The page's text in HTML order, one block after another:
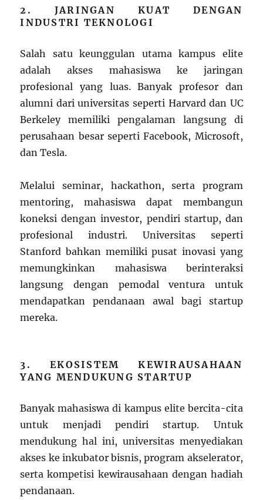
2. JARINGAN KUAT DENGAN
INDUSTRI TEKNOLOGI
Salah satu keunggulan utama kampus elite
adalah akses mahasiswa ke jaringan
profesional yang luas. Banyak profesor dan
alumni dari universitas seperti Harvard dan UC
Berkeley memiliki pengalaman langsung di
perusahaan besar seperti Facebook, Microsoft,
dan Tesla.
Melalui seminar, hackathon, serta program
mentoring, mahasiswa dapat membangun
koneksi dengan investor, pendiri startup, dan
profesional industri. Universitas seperti
Stanford bahkan memiliki pusat inovasi yang
memungkinkan mahasiswa berinteraksi
langsung dengan pemodal ventura untuk
mendapatkan pendanaan awal bagi startup
mereka.
3. EKOSISTEM KEWIRAUSAHAAN
YANG MENDUKUNG STARTUP
Banyak mahasiswa di kampus elite bercita-cita
untuk menjadi pendiri startup. Untuk
mendukung hal ini, universitas menyediakan
akses ke inkubator bisnis, program akselerator,
serta kompetisi kewirausahaan dengan hadiah
pendanaan.